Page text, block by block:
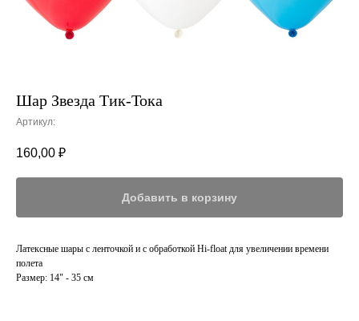
Шар Звезда Тик-Тока
Артикул:
160,00 ₽
Добавить в корзину
Латексные шары с ленточкой и с обработкой Hi-float для увеличении времени
полета
Размер: 14" - 35 см